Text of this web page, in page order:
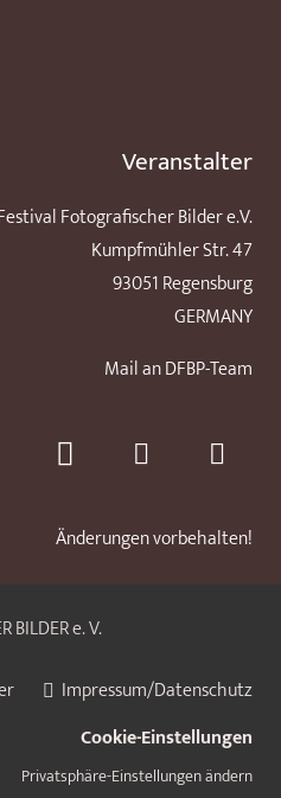
Veranstalter
Fotografischer Bilder e.V.
Kumpfmühler Str. 47
93051 Regensburg
GERMANY
Mail an DFBP-Team
Änderungen vorbehalten!
BILDER e. V.
Impressum/Datenschutz
Cookie-Einstellungen
Privatsphäre-Einstellungen ändern